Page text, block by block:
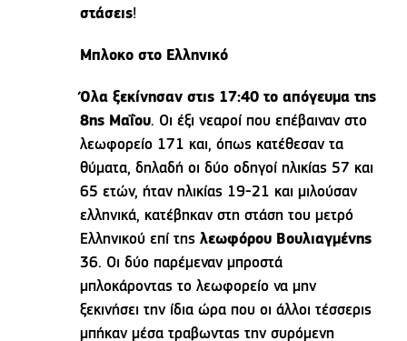
στάσεις!
Μπλοκο στο Ελληνικό
Όλα ξεκίνησαν στις 17:40 το απόγευμα της
8ης Μαΐου. Οι έξι νεαροί που επέβαιναν στο
λεωφορείο 171 και, όπως κατέθεσαν τα
θύματα, δηλαδή οι δύο οδηγοί ηλικίας 57 και
65 ετών, ήταν ηλικίας 19-21 και μιλούσαν
ελληνικά, κατέβηκαν στη στάση του μετρό
Ελληνικού επί τηςλεωφόρου Βουλιαγμένης
36. Οι δύο παρέμεναν μπροστά
μπλοκάροντας το λεωφορείο να μην
ξεκινήσει την ίδια ώρα που οι άλλοι τέσσερις
μπήκαν μέσα τραβωντας την συρόμενη